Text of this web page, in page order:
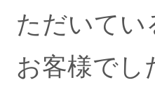
ただいてい
お客様でし